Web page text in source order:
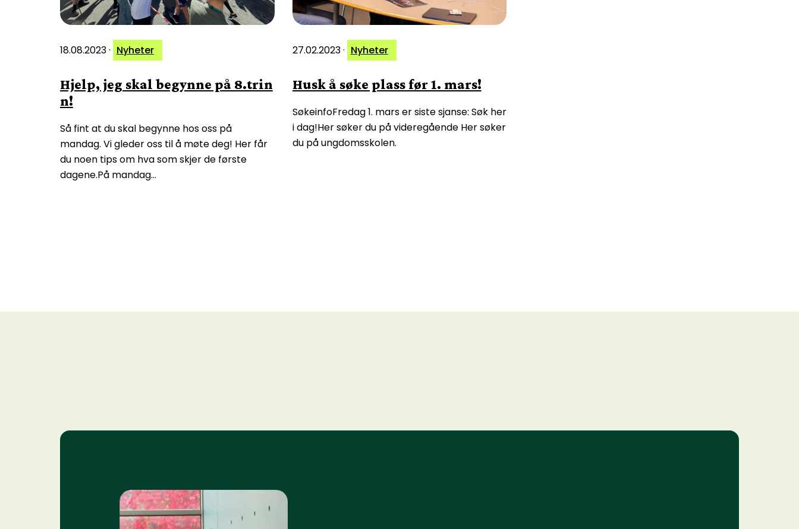
18.08.2023· Nyheter
Hjelp, jeg skal begynne på 8.trin
n!
Så fint at du skal begynne hos oss på
mandag. Vi gleder oss til å møte deg! Her får
du noen tips om hva som skjer de første
dagene.På mandag…
27.02.2023· Nyheter
Husk å søke plass før 1. mars!
SøkeinfoFredag 1. mars er siste sjanse: Søk her
i dag!Her søker du på videregående Her søker
du på ungdomsskolen.